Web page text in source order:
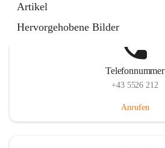
Artikel
Hervorgehobene Bilder
Telefonnummer
+43 5526 212
Anrufen